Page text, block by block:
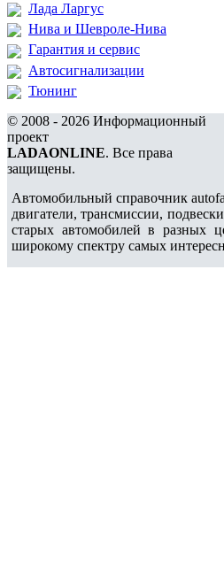
Лада Ларгус
Нива и Шевроле-Нива
Гарантия и сервис
Автосигнализации
Тюнинг
© 2008 - 2026 Информационный
проект
LADAONLINE. Все права
защищены.
Автомобильный справочник
двигатели, трансмиссии,
старых автомобилей в разных
широкому спектру самых